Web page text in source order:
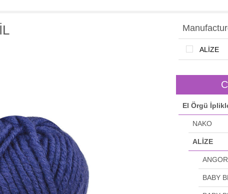
ALİZE
El Örgü
NAKO
ALİZE
BABY